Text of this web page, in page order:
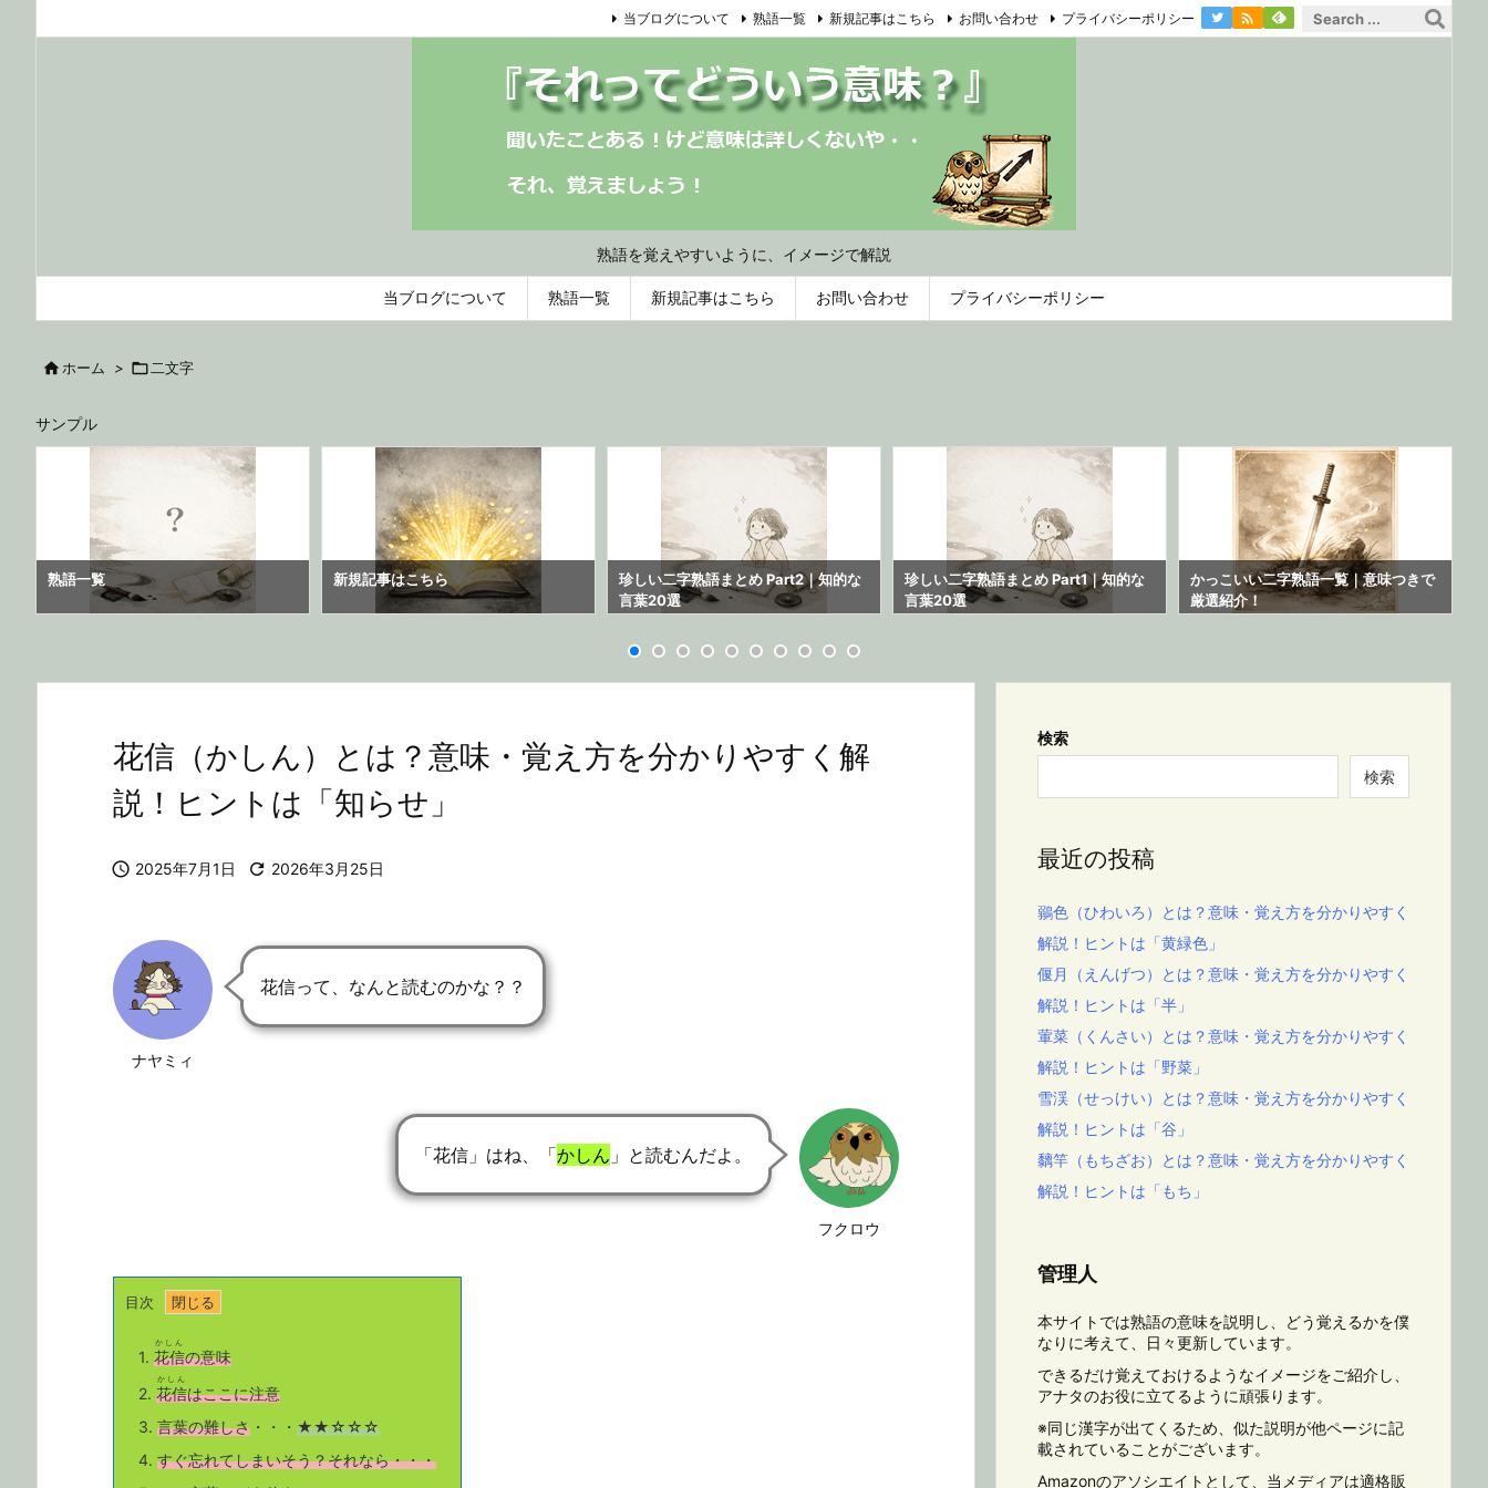
熟語を覚えやすいように、イメージで解説
当ブログについて 熟語一覧 新規記事はこちら お問い合わせ プライバシーポリシー
当ブログについて 熟語一覧 新規記事はこちら お問い合わせ プライバシーポリシー 
 ホーム >  二文字
サンプル
熟語一覧 新規記事はこちら
珍しい二字熟語まとめ Part2｜知的な
言葉20選
珍しい二字熟語まとめ Part1｜知的な
言葉20選
かっこいい二字熟語一覧｜意味つきで
厳選紹介！
花信（かしん）とは？意味・覚え方を分かりやすく解
説！ヒントは「知らせ」
 2025年7月1日  2026年3月25日
ナヤミィ
花信って、なんと読むのかな？？
フクロウ
「花信」はね、「かしん 」と読むんだよ。
目次
1. 花信
かしん
の意味
2. 花信
かしん
はここに注意
3. 言葉の難しさ ・・・ ★★☆☆☆
4. すぐ忘れてしまいそう？それなら・・・
検索
検索
最近の投稿
鶸色（ひわいろ）とは？意味・覚え方を分かりやすく
解説！ヒントは「黄緑色」
偃月（えんげつ）とは？意味・覚え方を分かりやすく
解説！ヒントは「半」
葷菜（くんさい）とは？意味・覚え方を分かりやすく
解説！ヒントは「野菜」
雪渓（せっけい）とは？意味・覚え方を分かりやすく
解説！ヒントは「谷」
黐竿（もちざお）とは？意味・覚え方を分かりやすく
解説！ヒントは「もち」
管理人
本サイトでは熟語の意味を説明し、どう覚えるかを僕
なりに考えて、日々更新しています。
できるだけ覚えておけるようなイメージをご紹介し、
アナタのお役に立てるように頑張ります。
※同じ漢字が出てくるため、似た説明が他ページに記
載されていることがございます。
Amazonのアソシエイトとして、当メディアは適格販